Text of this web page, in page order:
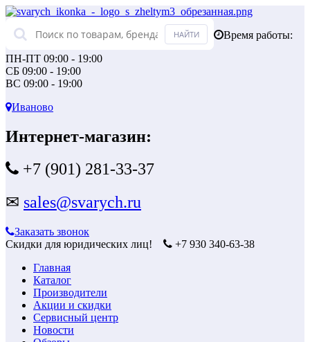
Время работы:
ПН-ПТ 09:00 - 19:00
СБ 09:00 - 19:00
ВС 09:00 - 19:00
Иваново
Интернет-магазин:
+7 (901) 281-33-37
✉ sales@svarych.ru
Заказать звонок
Скидки для юридических лиц!
+7 930 340-63-38
Главная
Каталог
Производители
Акции и скидки
Сервисный центр
Новости